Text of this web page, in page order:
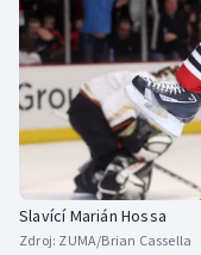
Slavící Marián Hossa
Zdroj: ZUMA/Brian Cassella